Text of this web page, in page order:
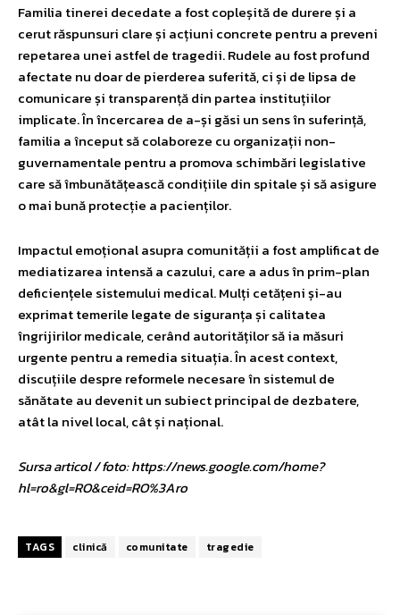
Familia tinerei decedate a fost copleșită de durere și a
cerut răspunsuri clare și acțiuni concrete pentru a preveni
repetarea unei astfel de tragedii. Rudele au fost profund
afectate nu doar de pierderea suferită, ci și de lipsa de
comunicare și transparență din partea instituțiilor
implicate. În încercarea de a-și găsi un sens în suferință,
familia a început să colaboreze cu organizații non-
guvernamentale pentru a promova schimbări legislative
care să îmbunătățească condițiile din spitale și să asigure
o mai bună protecție a pacienților.
Impactul emoțional asupra comunității a fost amplificat de
mediatizarea intensă a cazului, care a adus în prim-plan
deficiențele sistemului medical. Mulți cetățeni și-au
exprimat temerile legate de siguranța și calitatea
îngrijirilor medicale, cerând autorităților să ia măsuri
urgente pentru a remedia situația. În acest context,
discuțiile despre reformele necesare în sistemul de
sănătate au devenit un subiect principal de dezbatere,
atât la nivel local, cât și național.
Sursa articol / foto: https://news.google.com/home?
hl=ro&gl=RO&ceid=RO%3Aro
TAGS clinică comunitate tragedie